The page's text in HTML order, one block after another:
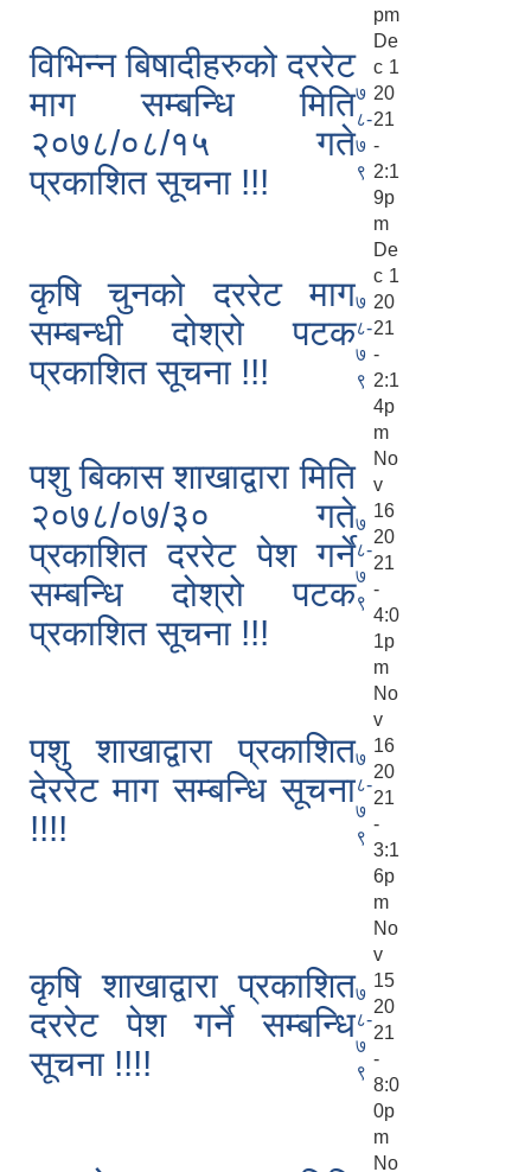
pm
विभिन्न बिषादीहरुको दररेट
माग सम्बन्धि मिति
२०७८/०८/१५ गते
प्रकाशित सूचना !!!
७
८-
७
९
De
c 1
20
21
-
2:1
9p
m
कृषि चुनको दररेट माग
सम्बन्धी दोश्रो पटक
प्रकाशित सूचना !!!
७
८-
७
९
De
c 1
20
21
-
2:1
4p
m
पशु बिकास शाखाद्वारा मिति
२०७८/०७/३० गते
प्रकाशित दररेट पेश गर्ने
सम्बन्धि दोश्रो पटक
प्रकाशित सूचना !!!
७
८-
७
९
No
v
16
20
21
-
4:0
1p
m
पशु शाखाद्वारा प्रकाशित
देररेट माग सम्बन्धि सूचना
!!!!
७
८-
७
९
No
v
16
20
21
-
3:1
6p
m
कृषि शाखाद्वारा प्रकाशित
दररेट पेश गर्ने सम्बन्धि
सूचना !!!!
७
८-
७
९
No
v
15
20
21
-
8:0
0p
m
No